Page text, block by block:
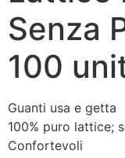
Senza
100
Guanti usa e getta
100% puro lattice;
Confortevoli